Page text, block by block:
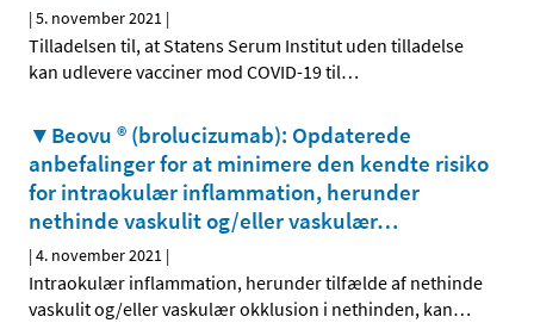
|5. november 2021 |
Tilladelsen til, at Statens Serum Institut uden tilladelse
kan udlevere vacciner mod COVID-19 til…
▼Beovu ® (brolucizumab): Opdaterede
anbefalinger for at minimere den kendte risiko
for intraokulær inflammation, herunder
nethinde vaskulit og/eller vaskulær…
|4. november 2021 |
Intraokulær inflammation, herunder tilfælde af nethinde
vaskulit og/eller vaskulær okklusion i nethinden, kan…